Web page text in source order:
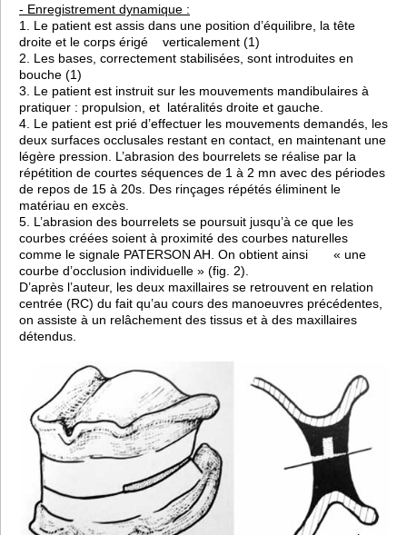
- Enregistrement dynamique :
1. Le patient est assis dans une position d’équilibre, la tête
droite et le corps érigé verticalement (1)
2. Les bases, correctement stabilisées, sont introduites en
bouche (1)
3. Le patient est instruit sur les mouvements mandibulaires à
pratiquer : propulsion, et latéralités droite et gauche.
4. Le patient est prié d’effectuer les mouvements demandés, les
deux surfaces occlusales restant en contact, en maintenant une
légère pression. L’abrasion des bourrelets se réalise par la
répétition de courtes séquences de 1 à 2 mn avec des périodes
de repos de 15 à 20s. Des rinçages répétés éliminent le
matériau en excès.
5. L’abrasion des bourrelets se poursuit jusqu’à ce que les
courbes créées soient à proximité des courbes naturelles
comme le signale PATERSON AH. On obtient ainsi « une
courbe d’occlusion individuelle » (fig. 2).
D’après l’auteur, les deux maxillaires se retrouvent en relation
centrée (RC) du fait qu’au cours des manoeuvres précédentes,
on assiste à un relâchement des tissus et à des maxillaires
détendus.